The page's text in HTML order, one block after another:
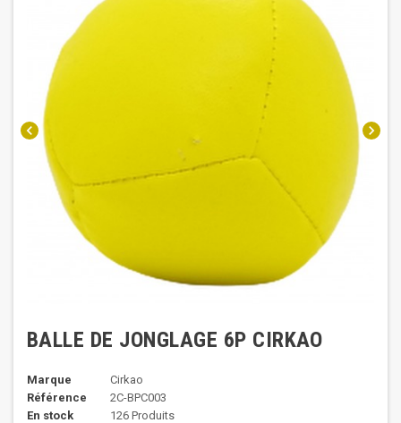
chevron_left chevron_right
BALLE DE JONGLAGE 6P CIRKAO
Marque
Cirkao
Référence
2C-BPC003
En stock
126 Produits